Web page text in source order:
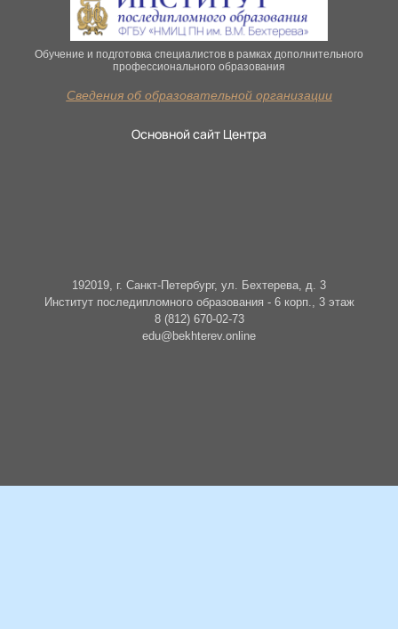
Обучение и подготовка специалистов в рамках дополнительного
профессионального образования
Сведения об образовательной организации
Основной сайт Центра
192019, г. Санкт-Петербург, ул. Бехтерева, д. 3
Институт последипломного образования - 6 корп., 3 этаж
8 (812) 670-02-73
edu@bekhterev.online